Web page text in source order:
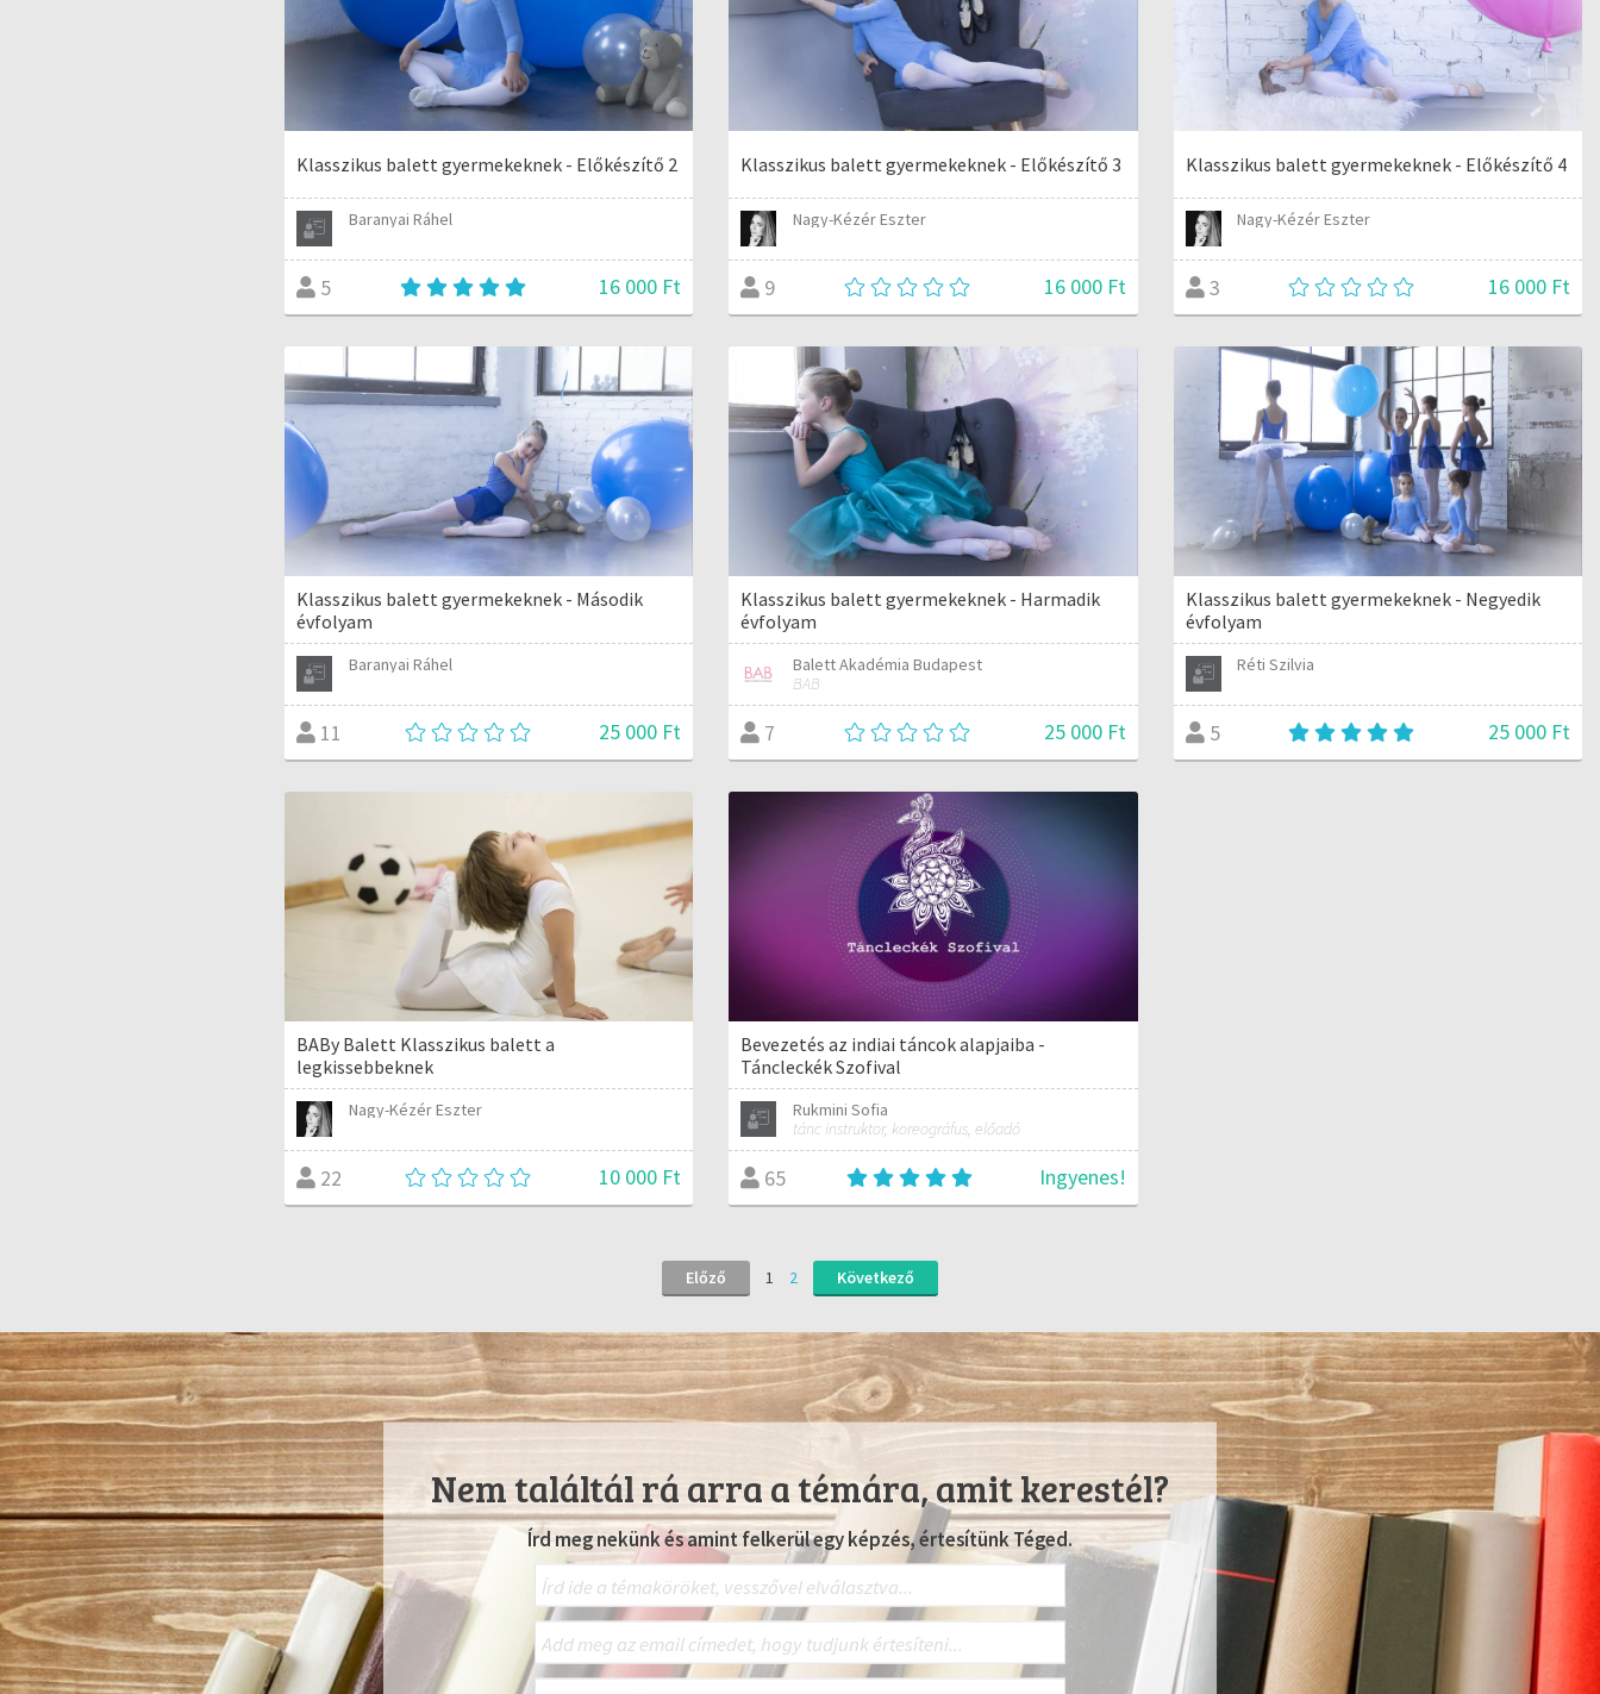
Klasszikus balett gyermekeknek - Előkészítő 2
Baranyai Ráhel
5 16 000 Ft
Klasszikus balett gyermekeknek - Előkészítő 3
Nagy-Kézér Eszter
9 16 000 Ft
Klasszikus balett gyermekeknek - Előkészítő 4
Nagy-Kézér Eszter
3 16 000 Ft
Klasszikus balett gyermekeknek - Második
évfolyam
Baranyai Ráhel
11 25 000 Ft
Klasszikus balett gyermekeknek - Harmadik
évfolyam
Balett Akadémia Budapest
BAB
7 25 000 Ft
Klasszikus balett gyermekeknek - Negyedik
évfolyam
Réti Szilvia
5 25 000 Ft
BABy Balett Klasszikus balett a
legkissebbeknek
Nagy-Kézér Eszter
22 10 000 Ft
Bevezetés az indiai táncok alapjaiba -
Táncleckék Szofival
Rukmini Sofia
tánc instruktor, koreográfus, előadó
65 Ingyenes!
Előző 1 2 Következő
Nem találtál rá arra a témára, amit kerestél?
Írd meg nekünk és amint felkerül egy képzés, értesítünk Téged.